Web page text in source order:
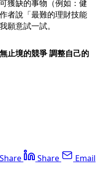
獲缺的事物（例如：健
者說「最難的理財技能
願意試一試。
止境的競爭 調整自己的
Share Share Email